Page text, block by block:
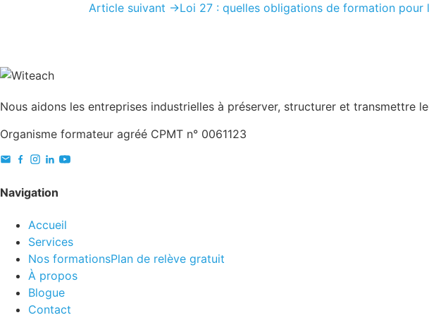
Article suivant →Loi 27 : quelles obligations de formation pour
Nous aidons les entreprises industrielles à préserver, structurer et transmettre
Organisme formateur agréé CPMT n° 0061123
Navigation
Accueil
Services
Nos formationsPlan de relève gratuit
À propos
Blogue
Contact